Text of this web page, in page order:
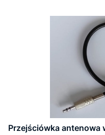
Przejściówka antenowa